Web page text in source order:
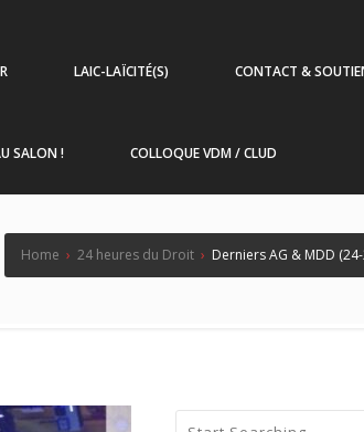
LAIC-LAÏCITÉ(S) CONTACT &
SALON ! COLLOQUE VDM / CLUD
Home › 24 heures du Droit › Derniers AG & MDD